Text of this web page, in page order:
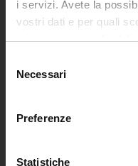
i servizi. Avete la
vostri dati e per quali
privacy sono applicabili
modificare o revocare il
momento dalla
raccogliere
delNecessari
Preferenze
Statistiche
Percorsi abilitanti di
Certificazioni e